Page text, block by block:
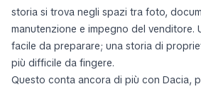
storia si trova negli spazi tra foto,
manutenzione e impegno del venditore.
facile da preparare; una storia di
più difficile da fingere.
Questo conta ancora di più con Dacia,